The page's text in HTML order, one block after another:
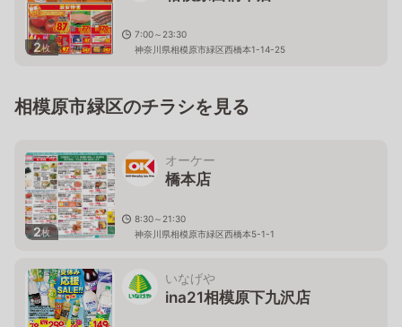
2枚
7:00～23:30
神奈川県相模原市緑区西橋本1-14-25
相模原市緑区のチラシを見る
2枚
オーケー
橋本店
8:30～21:30
神奈川県相模原市緑区西橋本5-1-1
いなげや
ina21相模原下九沢店